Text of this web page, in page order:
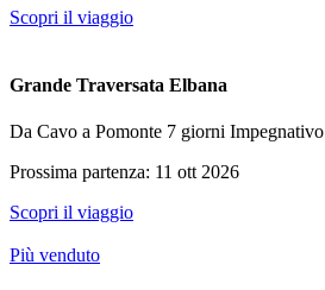
Scopri il viaggio
Grande Traversata Elbana
Da Cavo a Pomonte 7 giorni Impegnativo
Prossima partenza: 11 ott 2026
Scopri il viaggio
Più venduto